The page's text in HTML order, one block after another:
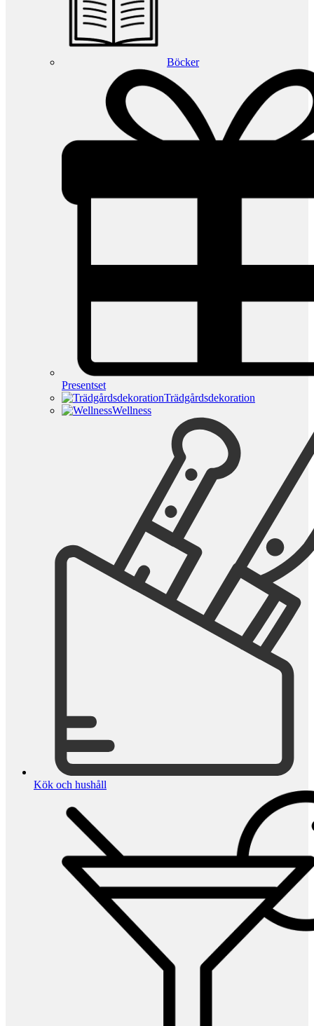
Böcker
Presentset
Trädgårdsdekoration
Wellness
Kök och hushåll